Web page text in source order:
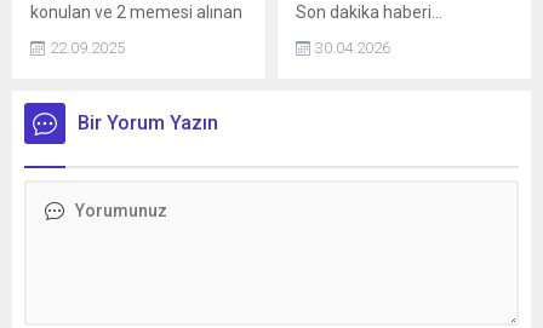
konulan ve 2 memesi alınan
kemoterapi ve 25 seans ışın
Yeniden sağlığına kavuşan
Yangın, vosvos konvoyu ile
22.09.2025
Son dakika haberi...
Domenico Tedesco ve
30.04.2026
Bir Yorum Yazın